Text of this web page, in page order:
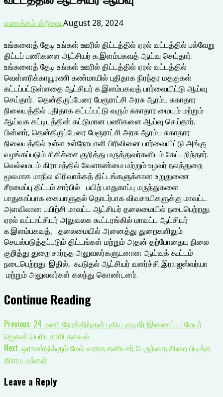
வணக்கம் ஸ்ரீவை August 28, 2024
உங்களைத் தேடி உங்கள் ஊரில் திட்டத்தில் ஏரல் வட்டத்தில் பல்வேறு
திட்டப் பணிகளை ஆட்சியர் க.இளம்பகவத் ஆய்வு செய்தார்.
உங்களைத் தேடி உங்கள் ஊரில் திட்டத்தில் ஏரல் வட்டத்தில்
வெள்ளரிக்காயூரணி கண்மாயில் புதிதாக நிரந்தர மதகுகள்
கட்டப்பட்டுள்ளதை ஆட்சியர் க.இளம்பகவத் பார்வையிட்டு ஆய்வு
செய்தார். தென்திருப்பேரை பேரூராட்சி அரசு ஆரம்ப சுகாதார
நிலையத்தில் புதிதாக கட்டப்பட்டு வரும் சுகாதார மையம் மற்றும்
ஆய்வக கட்டிடத்தின் கட்டுமான பணிகளை ஆய்வு செய்தார்.
பின்னர், தென்திருப்பேரை பேரூராட்சி அரசு ஆரம்ப சுகாதார
நிலையத்தில் உள்ள உள்நோயாளி பிரிவினை பார்வையிட்டு அங்கு
வழங்கப்படும் சிகிச்சை குறித்து மருத்துவர்களிடம் கேட்டறிந்தார்.
வெல்லமடம் கிராமத்தில் வேளாண்மை மற்றும் உழவர் நலத்துறை
மூலமாக மாநில விரிவாக்கத் திட்டங்களுக்கான உறுதுணை
சீரமைப்பு திட்டம் சார்பில் பயிற் பாதுகாப்பு மருந்துகளை
பாதுகாப்பாக கையாளுதல் தொடர்பாக விவசாயிகளுக்கு மாவட்ட
அளவிலான பயிற்சி மாவட்ட ஆட்சியர் தலைமையில் நடைபெற்றது.
ஏரல் வட்டாட்சியர் அலுவலக கூட்டரங்கில் மாவட்ட ஆட்சியர்
க.இளம்பகவத், தலைமையில் அனைத்து துறைகளிலும்
செயல்படுத்தப்படும் திட்டங்கள் மற்றும் அதன் தற்போதைய நிலை
குறித்து துறை சார்நத அலுவலர்களுடனான ஆய்வுக் கூட்டம்
நடைபெற்றது. இதில், கூடுதல் ஆட்சியர் வளர்ச்சி இரா.ஐஸ்வர்யா
மற்றும் அலுவலர்கள் கலந்து கொண்டனர்.
Continue Reading
Previous: 24 மணி நேரத்திற்குள் புதிய குடிநீர் இணைப்பு : மேயர்
ஜெகன் பெரியசாமி தகவல்
Next:ஒராண்டுக்கும் மேல் வராத தனியார் பேருந்தை சிறை பிடித்த
கிராம மக்கள்
Leave a Reply